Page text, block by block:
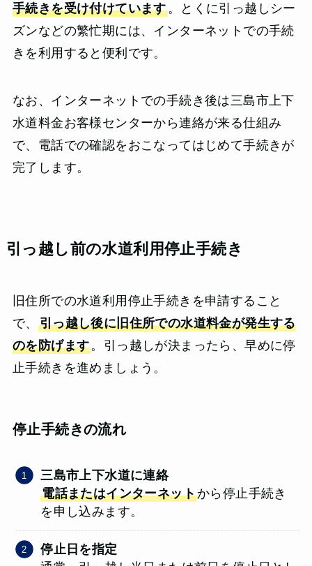
手続きを受け付けています。とくに引っ越しシー
ズンなどの繁忙期には、インターネットでの手続
きを利用すると便利です。
なお、インターネットでの手続き後は三島市上下
水道料金お客様センターから連絡が来る仕組み
で、電話での確認をおこなってはじめて手続きが
完了します。
引っ越し前の水道利用停止手続き
旧住所での水道利用停止手続きを申請すること
で、 引っ越し後に旧住所での水道料金が発生する
のを防げます。引っ越しが決まったら、早めに停
止手続きを進めましょう。
停止手続きの流れ
三島市上下水道に連絡
電話またはインターネットから停止手続き
を申し込みます。
停止日を指定